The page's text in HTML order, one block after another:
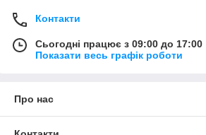
Контакти
Сьогодні працює з 09:00 до 17:00
Показати весь графік роботи
Про нас